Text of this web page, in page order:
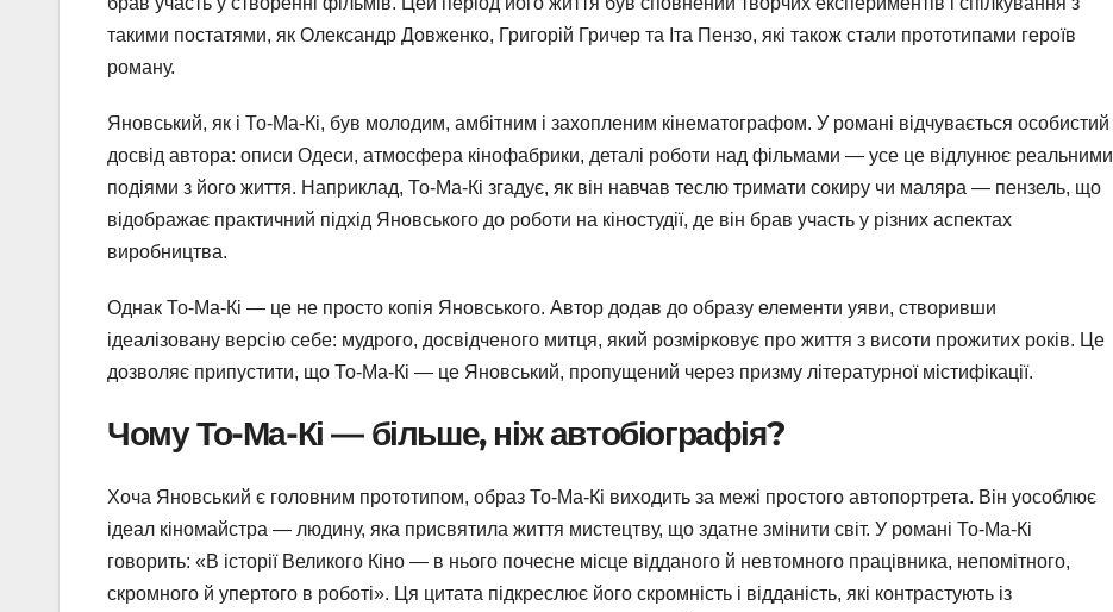
такими постатями, як Олександр Довженко, Григорій Гричер та Іта Пензо, які також стали прототипами героїв
роману.
Яновський, як і То-Ма-Кі, був молодим, амбітним і захопленим кінематографом. У романі відчувається особистий
досвід автора: описи Одеси, атмосфера кінофабрики, деталі роботи над фільмами — усе це відлунює реальними
подіями з його життя. Наприклад, То-Ма-Кі згадує, як він навчав теслю тримати сокиру чи маляра — пензель, що
відображає практичний підхід Яновського до роботи на кіностудії, де він брав участь у різних аспектах
виробництва.
Однак То-Ма-Кі — це не просто копія Яновського. Автор додав до образу елементи уяви, створивши
ідеалізовану версію себе: мудрого, досвідченого митця, який розмірковує про життя з висоти прожитих років. Це
дозволяє припустити, що То-Ма-Кі — це Яновський, пропущений через призму літературної містифікації.
Чому То-Ма-Кі — більше, ніж автобіографія?
Хоча Яновський є головним прототипом, образ То-Ма-Кі виходить за межі простого автопортрета. Він уособлює
ідеал кіномайстра — людину, яка присвятила життя мистецтву, що здатне змінити світ. У романі То-Ма-Кі
говорить: «В історії Великого Кіно — в нього почесне місце відданого й невтомного працівника, непомітного,
скромного й упертого в роботі». Ця цитата підкреслює його скромність і відданість, які контрастують із